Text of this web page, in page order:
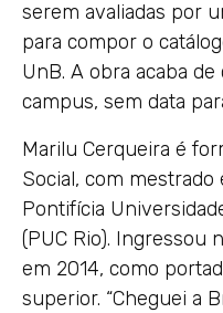
serem avaliadas por
para compor o
UnB. A obra acaba
campus, sem data
Marilu Cerqueira é
Social, com
Pontifícia
(PUC Rio). Ingressou
em 2014, como
superior. “Cheguei a